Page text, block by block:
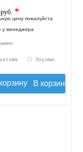
*
цену пожалуйста
у менеджера
в 1 клик Под заказ
В корзину